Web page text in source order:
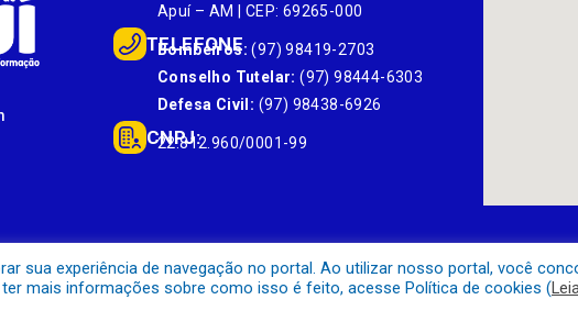
Apuí – AM | CEP: 69265-000
TELEFONE
Bombeiros: (97) 98419-2703
Conselho Tutelar: (97) 98444-6303
Defesa Civil: (97) 98438-6926
CNPJ:
22.812.960/0001-99
sua experiência de navegação no portal. Ao utilizar nosso portal, você
mais informações sobre como isso é feito, acesse Política de cookies (